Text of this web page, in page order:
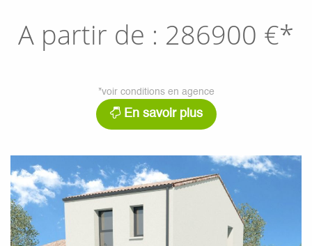
A partir de : 286900 €*
*voir conditions en agence
En savoir plus